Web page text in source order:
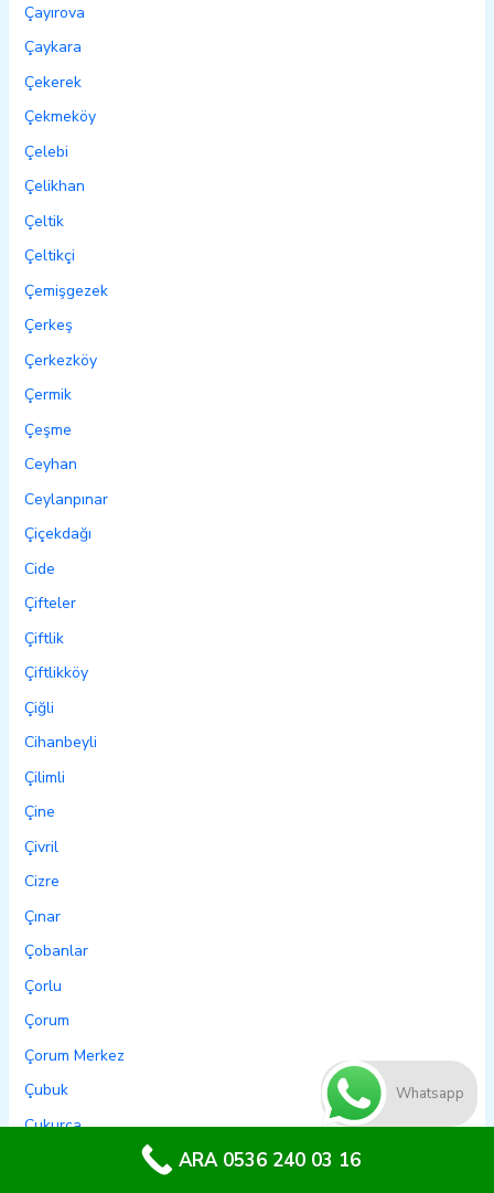
Çayırova
Çaykara
Çekerek
Çekmeköy
Çelebi
Çelikhan
Çeltik
Çeltikçi
Çemişgezek
Çerkeş
Çerkezköy
Çermik
Çeşme
Ceyhan
Ceylanpınar
Çiçekdağı
Cide
Çifteler
Çiftlik
Çiftlikköy
Çiğli
Cihanbeyli
Çilimli
Çine
Çivril
Cizre
Çınar
Çobanlar
Çorlu
Çorum
Çorum Merkez
Çubuk
Çukurca
Whatsapp
ARA 0536 240 03 16